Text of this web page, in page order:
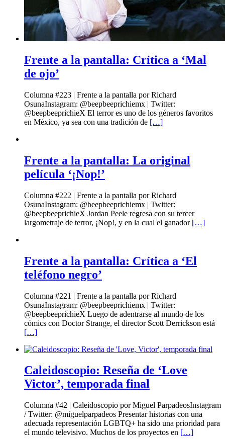
Frente a la pantalla: Crítica a ‘Mal
de ojo’
Columna #223 | Frente a la pantalla por Richard
OsunaInstagram: @beepbeeprichiemx | Twitter:
@beepbeeprichieX El terror es uno de los géneros favoritos
en México, ya sea con una tradición de […]
Frente a la pantalla: La original
película ‘¡Nop!’
Columna #222 | Frente a la pantalla por Richard
OsunaInstagram: @beepbeeprichiemx | Twitter:
@beepbeeprichieX Jordan Peele regresa con su tercer
largometraje de terror, ¡Nop!, y en la cual el ganador […]
Frente a la pantalla: Crítica a ‘El
teléfono negro’
Columna #221 | Frente a la pantalla por Richard
OsunaInstagram: @beepbeeprichiemx | Twitter:
@beepbeeprichieX Luego de adentrarse al mundo de los
cómics con Doctor Strange, el director Scott Derrickson está
[…]
Caleidoscopio: Reseña de ‘Love
Victor’, temporada final
Columna #42 | Caleidoscopio por Miguel ParpadeosInstagram
/ Twitter: @miguelparpadeos Presentar historias con una
adecuada representación LGBTQ+ ha sido una prioridad para
el mundo televisivo. Muchos de los proyectos en […]